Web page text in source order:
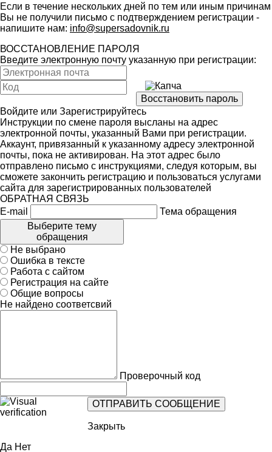
Если в течение нескольких дней по тем или иным причинам
Вы не получили письмо с подтверждением регистрации -
напишите нам: info@supersadovnik.ru
ВОССТАНОВЛЕНИЕ ПАРОЛЯ
Введите электронную почту указанную при регистрации:
Войдите или Зарегистрируйтесь
Инструкции по смене пароля высланы на адрес
электронной почты, указанный Вами при регистрации.
Аккаунт, привязанный к указанному адресу электронной
почты, пока не активирован. На этот адрес было
отправлено письмо с инструкциями, следуя которым, вы
сможете закончить регистрацию и пользоваться услугами
сайта для зарегистрированных пользователей
ОБРАТНАЯ СВЯЗЬ
E-mail
Тема обращения
Выберите тему
обращения
Не выбрано
Ошибка в тексте
Работа с сайтом
Регистрация на сайте
Общие вопросы
Не найдено соответсвий
Проверочный код
Закрыть
Да Нет